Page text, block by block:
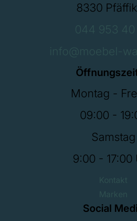
8330
044 953
info@moebel-
Montag -
09:00 -
Samstag
9:00 - 17:00
Kontakt
Marken
Social